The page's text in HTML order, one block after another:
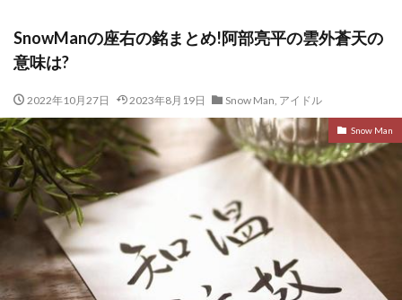
SnowManの座右の銘まとめ!阿部亮平の雲外蒼天の
意味は?
2022年10月27日 2023年8月19日 Snow Man, アイドル
Snow Man